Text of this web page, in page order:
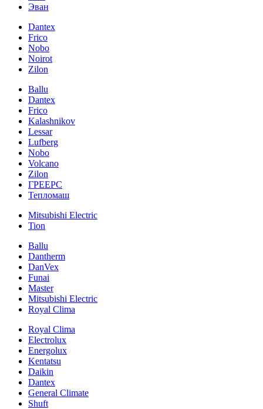
Эван
Dantex
Frico
Nobo
Noirot
Zilon
Ballu
Dantex
Frico
Kalashnikov
Lessar
Lufberg
Nobo
Volcano
Zilon
ГРЕЕРС
Тепломаш
Mitsubishi Electric
Tion
Ballu
Dantherm
DanVex
Funai
Master
Mitsubishi Electric
Royal Clima
Royal Clima
Electrolux
Energolux
Kentatsu
Daikin
Dantex
General Climate
Shuft